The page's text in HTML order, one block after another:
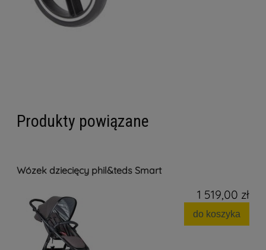
Produkty powiązane
Wózek dziecięcy phil&teds Smart
1 519,00 zł
do koszyka